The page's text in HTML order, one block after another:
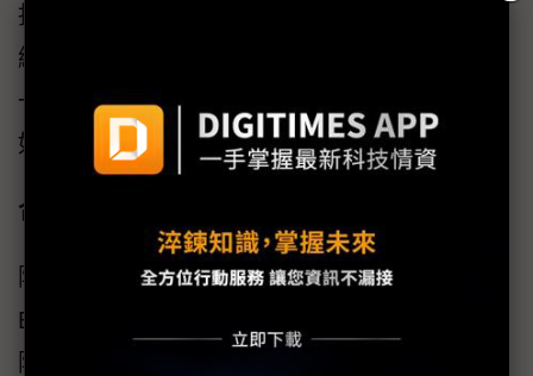
拒，透過東捷資訊的PM團隊與顧問間的穿針引
線，並輔以相當的客製化模組的設計來克服第
一線工作人員的作業負擔，才讓整個專案可以
如倒吃甘蔗般的步入正軌。
合作夥伴角色：東捷資訊做為可信賴轉型顧問
陳叔永協理為此特別表達完全信賴東捷資訊
ERP整合規畫中心陳歆穎副總經理與專案團
隊，強調其深入梳理美亞鋼管的流程、嚴謹管